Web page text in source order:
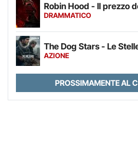
Robin Hood - Il prezzo
DRAMMATICO
The Dog Stars - Le
AZIONE
PROSSIMAMENTE AL